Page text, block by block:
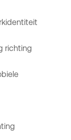
richting